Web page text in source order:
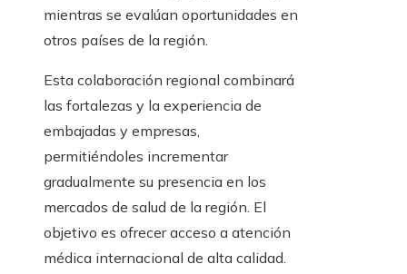
mientras se evalúan oportunidades en
otros países de la región.
Esta colaboración regional combinará
las fortalezas y la experiencia de
embajadas y empresas,
permitiéndoles incrementar
gradualmente su presencia en los
mercados de salud de la región. El
objetivo es ofrecer acceso a atención
médica internacional de alta calidad.